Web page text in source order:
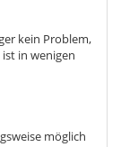
kein Problem,
in wenigen
möglich